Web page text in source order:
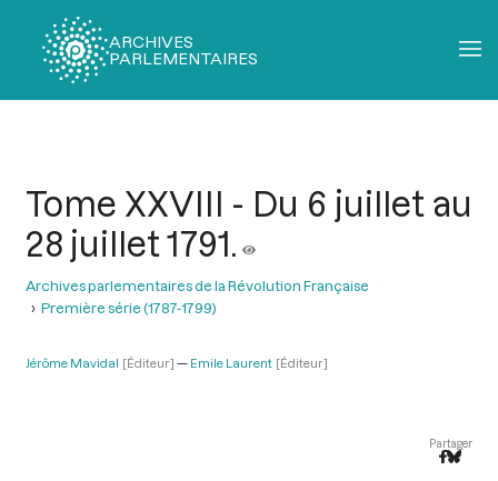
ARCHIVES
PARLEMENTAIRES
Tome XXVIII - Du 6 juillet au
28 juillet 1791.
Archives parlementaires de la Révolution Française
Première série (1787-1799)
Jérôme Mavidal [Éditeur] Emile Laurent [Éditeur]
Partager